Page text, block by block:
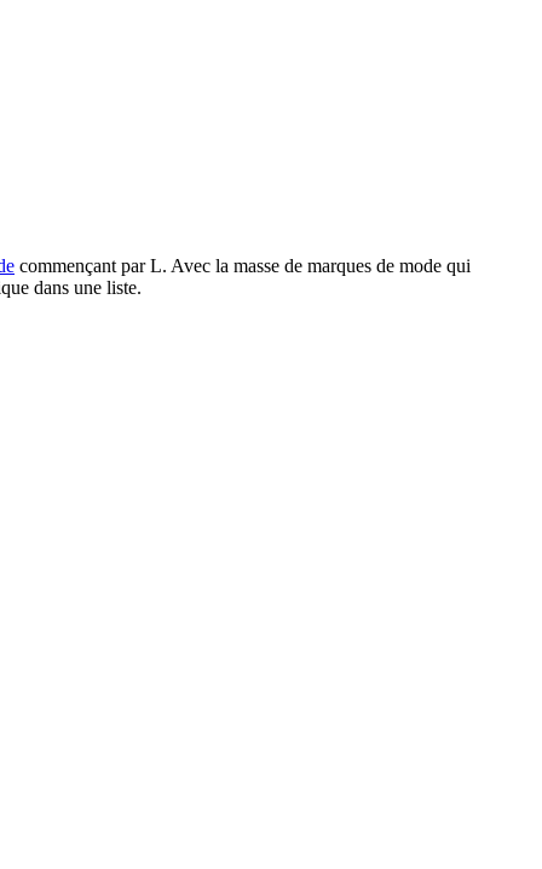
commençant par L. Avec la masse de marques de mode qui
dans une liste.